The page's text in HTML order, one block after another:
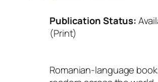
Publication Status:
(Print)
Romanian-language